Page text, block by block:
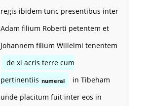
regis ibidem tunc presentibus inter
Adam filium Roberti petentem et
Johannem filium Willelmi tenentem
de xl acris terre cum
pertinentiis numeral
in Tibeham
unde placitum fuit inter eos in